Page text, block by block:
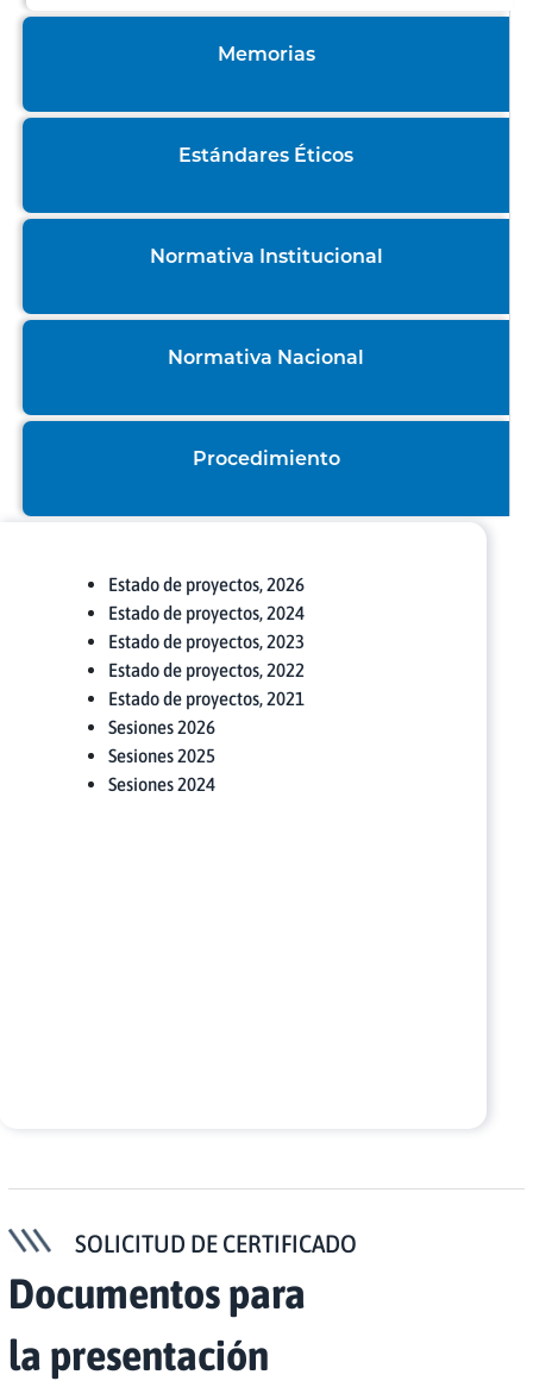
Memorias
Estándares Éticos
Normativa Institucional
Normativa Nacional
Procedimiento
Estado de proyectos, 2026
Estado de proyectos, 2024
Estado de proyectos, 2023
Estado de proyectos, 2022
Estado de proyectos, 2021
Sesiones 2026
Sesiones 2025
Sesiones 2024
SOLICITUD DE CERTIFICADO
Documentos para
la presentación